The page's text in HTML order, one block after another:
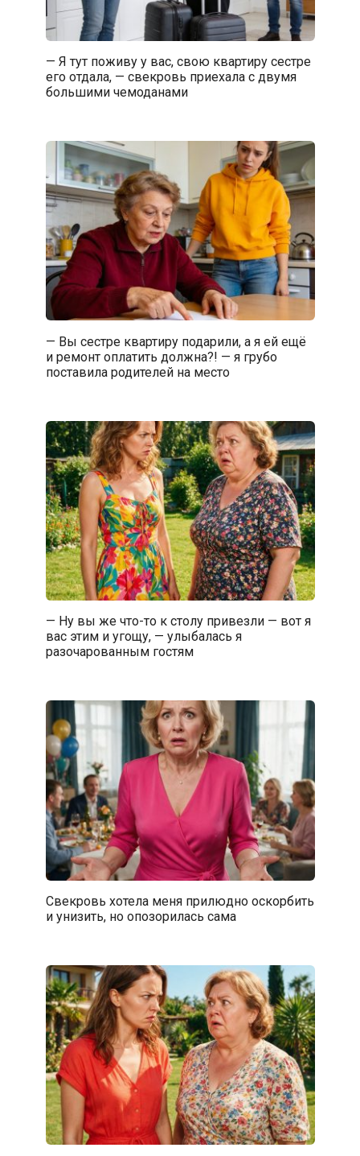
— Я тут поживу у вас, свою квартиру сестре
его отдала, — свекровь приехала с двумя
большими чемоданами
— Вы сестре квартиру подарили, а я ей ещё
и ремонт оплатить должна?! — я грубо
поставила родителей на место
— Ну вы же что-то к столу привезли — вот я
вас этим и угощу, — улыбалась я
разочарованным гостям
Свекровь хотела меня прилюдно оскорбить
и унизить, но опозорилась сама